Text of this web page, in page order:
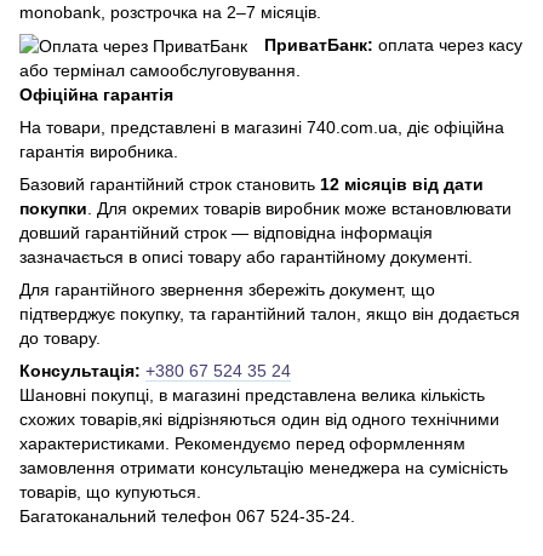
monobank, розстрочка на 2–7 місяців.
ПриватБанк: оплата через касу
або термінал самообслуговування.
Офіційна гарантія
На товари, представлені в магазині 740.com.ua, діє офіційна
гарантія виробника.
Базовий гарантійний строк становить 12 місяців від дати
покупки . Для окремих товарів виробник може встановлювати
довший гарантійний строк — відповідна інформація
зазначається в описі товару або гарантійному документі.
Для гарантійного звернення збережіть документ, що
підтверджує покупку, та гарантійний талон, якщо він додається
до товару.
Консультація: +380 67 524 35 24
Шановні покупці, в магазині представлена ​​велика кількість
схожих товарів,які відрізняються один від одного технічними
характеристиками. Рекомендуємо перед оформленням
замовлення отримати консультацію менеджера на сумісність
товарів, що купуються.
Багатоканальний телефон 067 524-35-24.